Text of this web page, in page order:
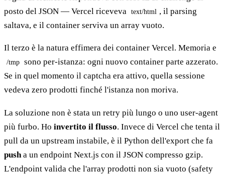
posto del JSON — Vercel riceveva
text/html , il parsing
saltava, e il container serviva un array vuoto.
Il terzo è la natura effimera dei container Vercel. Memoria e
/tmp sono per-istanza: ogni nuovo container parte azzerato.
Se in quel momento il captcha era attivo, quella sessione
vedeva zero prodotti finché l'istanza non moriva.
La soluzione non è stata un retry più lungo o uno user-agent
più furbo. Ho invertito il flusso. Invece di Vercel che tenta il
pull da un upstream instabile, è il Python dell'export che fa
push a un endpoint Next.js con il JSON compresso gzip.
L'endpoint valida che l'array prodotti non sia vuoto (safety